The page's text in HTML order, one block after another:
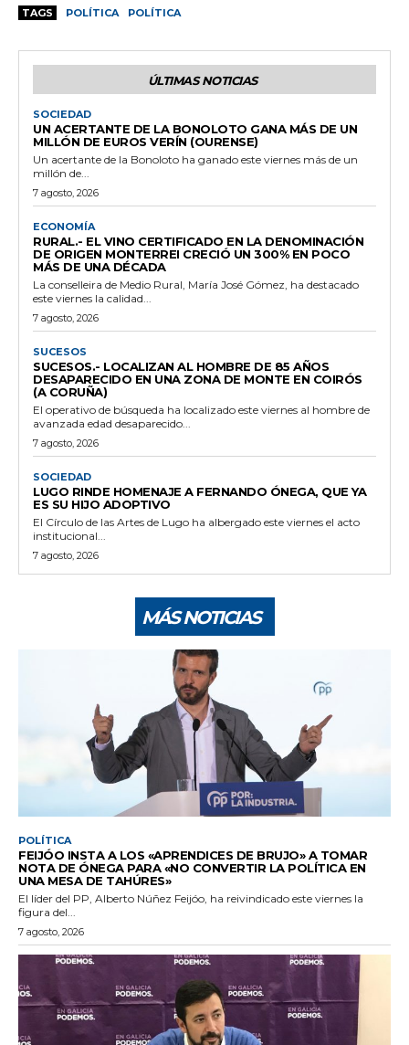
TAGS POLÍTICA POLÍTICA
ÚLTIMAS NOTICIAS
SOCIEDAD
UN ACERTANTE DE LA BONOLOTO GANA MÁS DE UN
MILLÓN DE EUROS VERÍN (OURENSE)
Un acertante de la Bonoloto ha ganado este viernes más de un
millón de...
7 agosto, 2026
ECONOMÍA
RURAL.- EL VINO CERTIFICADO EN LA DENOMINACIÓN
DE ORIGEN MONTERREI CRECIÓ UN 300% EN POCO
MÁS DE UNA DÉCADA
La conselleira de Medio Rural, María José Gómez, ha destacado
este viernes la calidad...
7 agosto, 2026
SUCESOS
SUCESOS.- LOCALIZAN AL HOMBRE DE 85 AÑOS
DESAPARECIDO EN UNA ZONA DE MONTE EN COIRÓS
(A CORUÑA)
El operativo de búsqueda ha localizado este viernes al hombre de
avanzada edad desaparecido...
7 agosto, 2026
SOCIEDAD
LUGO RINDE HOMENAJE A FERNANDO ÓNEGA, QUE YA
ES SU HIJO ADOPTIVO
El Círculo de las Artes de Lugo ha albergado este viernes el acto
institucional...
7 agosto, 2026
MÁS NOTICIAS
POLÍTICA
FEIJÓO INSTA A LOS «APRENDICES DE BRUJO» A TOMAR
NOTA DE ÓNEGA PARA «NO CONVERTIR LA POLÍTICA EN
UNA MESA DE TAHÚRES»
El líder del PP, Alberto Núñez Feijóo, ha reivindicado este viernes la
figura del...
7 agosto, 2026